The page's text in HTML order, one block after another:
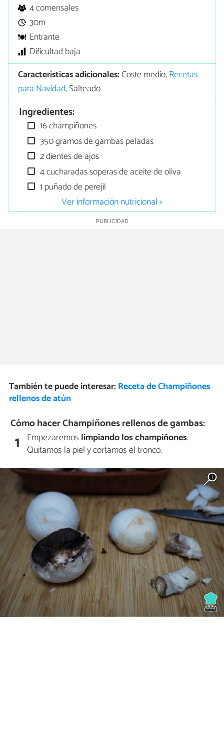
4 comensales
30m
Entrante
Dificultad baja
Características adicionales:Coste medio,Recetas
para Navidad, Salteado
Ingredientes:
16 champiñones
350 gramos de gambas peladas
2 dientes de ajos
4 cucharadas soperas de aceite de oliva
1 puñado de perejil
Ver información nutricional >
También te puede interesar: Receta de Champiñones
rellenos de atún
Cómo hacer Champiñones rellenos de gambas:
1 Empezaremos limpiando los champiñones.
Quitamos la piel y cortamos el tronco.